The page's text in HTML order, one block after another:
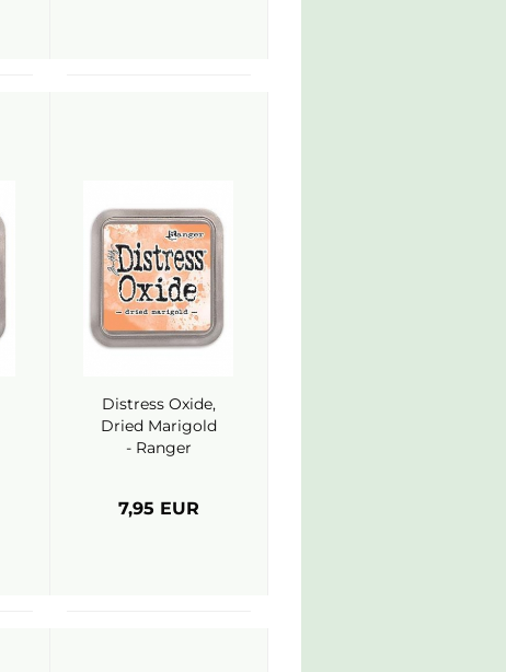
Distress Oxide,
Dried Marigold
- Ranger
7,95 EUR